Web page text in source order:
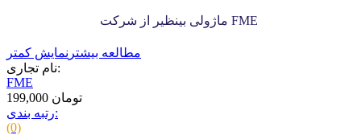
ماژولی بینظیر از شرکت FME
مطالعه بیشتر نمایش کمتر
نام تجاری:
FME
199,000 تومان
رتبه بندی:
(0)